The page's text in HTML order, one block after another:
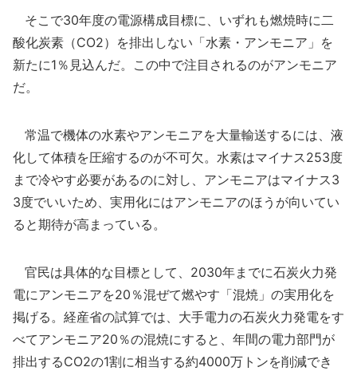
そこで30年度の電源構成目標に、いずれも燃焼時に二
酸化炭素（CO2）を排出しない「水素・アンモニア」を
新たに1％見込んだ。この中で注目されるのがアンモニア
だ。
常温で機体の水素やアンモニアを大量輸送するには、液
化して体積を圧縮するのが不可欠。水素はマイナス253度
まで冷やす必要があるのに対し、アンモニアはマイナス3
3度でいいため、実用化にはアンモニアのほうが向いてい
ると期待が高まっている。
官民は具体的な目標として、2030年までに石炭火力発
電にアンモニアを20％混ぜて燃やす「混焼」の実用化を
掲げる。経産省の試算では、大手電力の石炭火力発電をす
べてアンモニア20％の混焼にすると、年間の電力部門が
排出するCO2の1割に相当する約4000万トンを削減でき